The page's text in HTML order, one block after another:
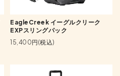
EagleCreek イーグルクリーク
EXPスリングパック
15,400円(税込)